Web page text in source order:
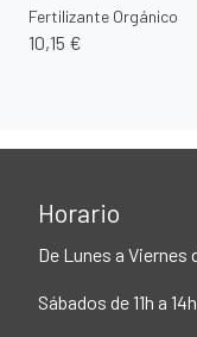
Fertilizante Orgánico
10,15 €
Horario
De Lunes a Viernes
Sábados de 11h a 14h